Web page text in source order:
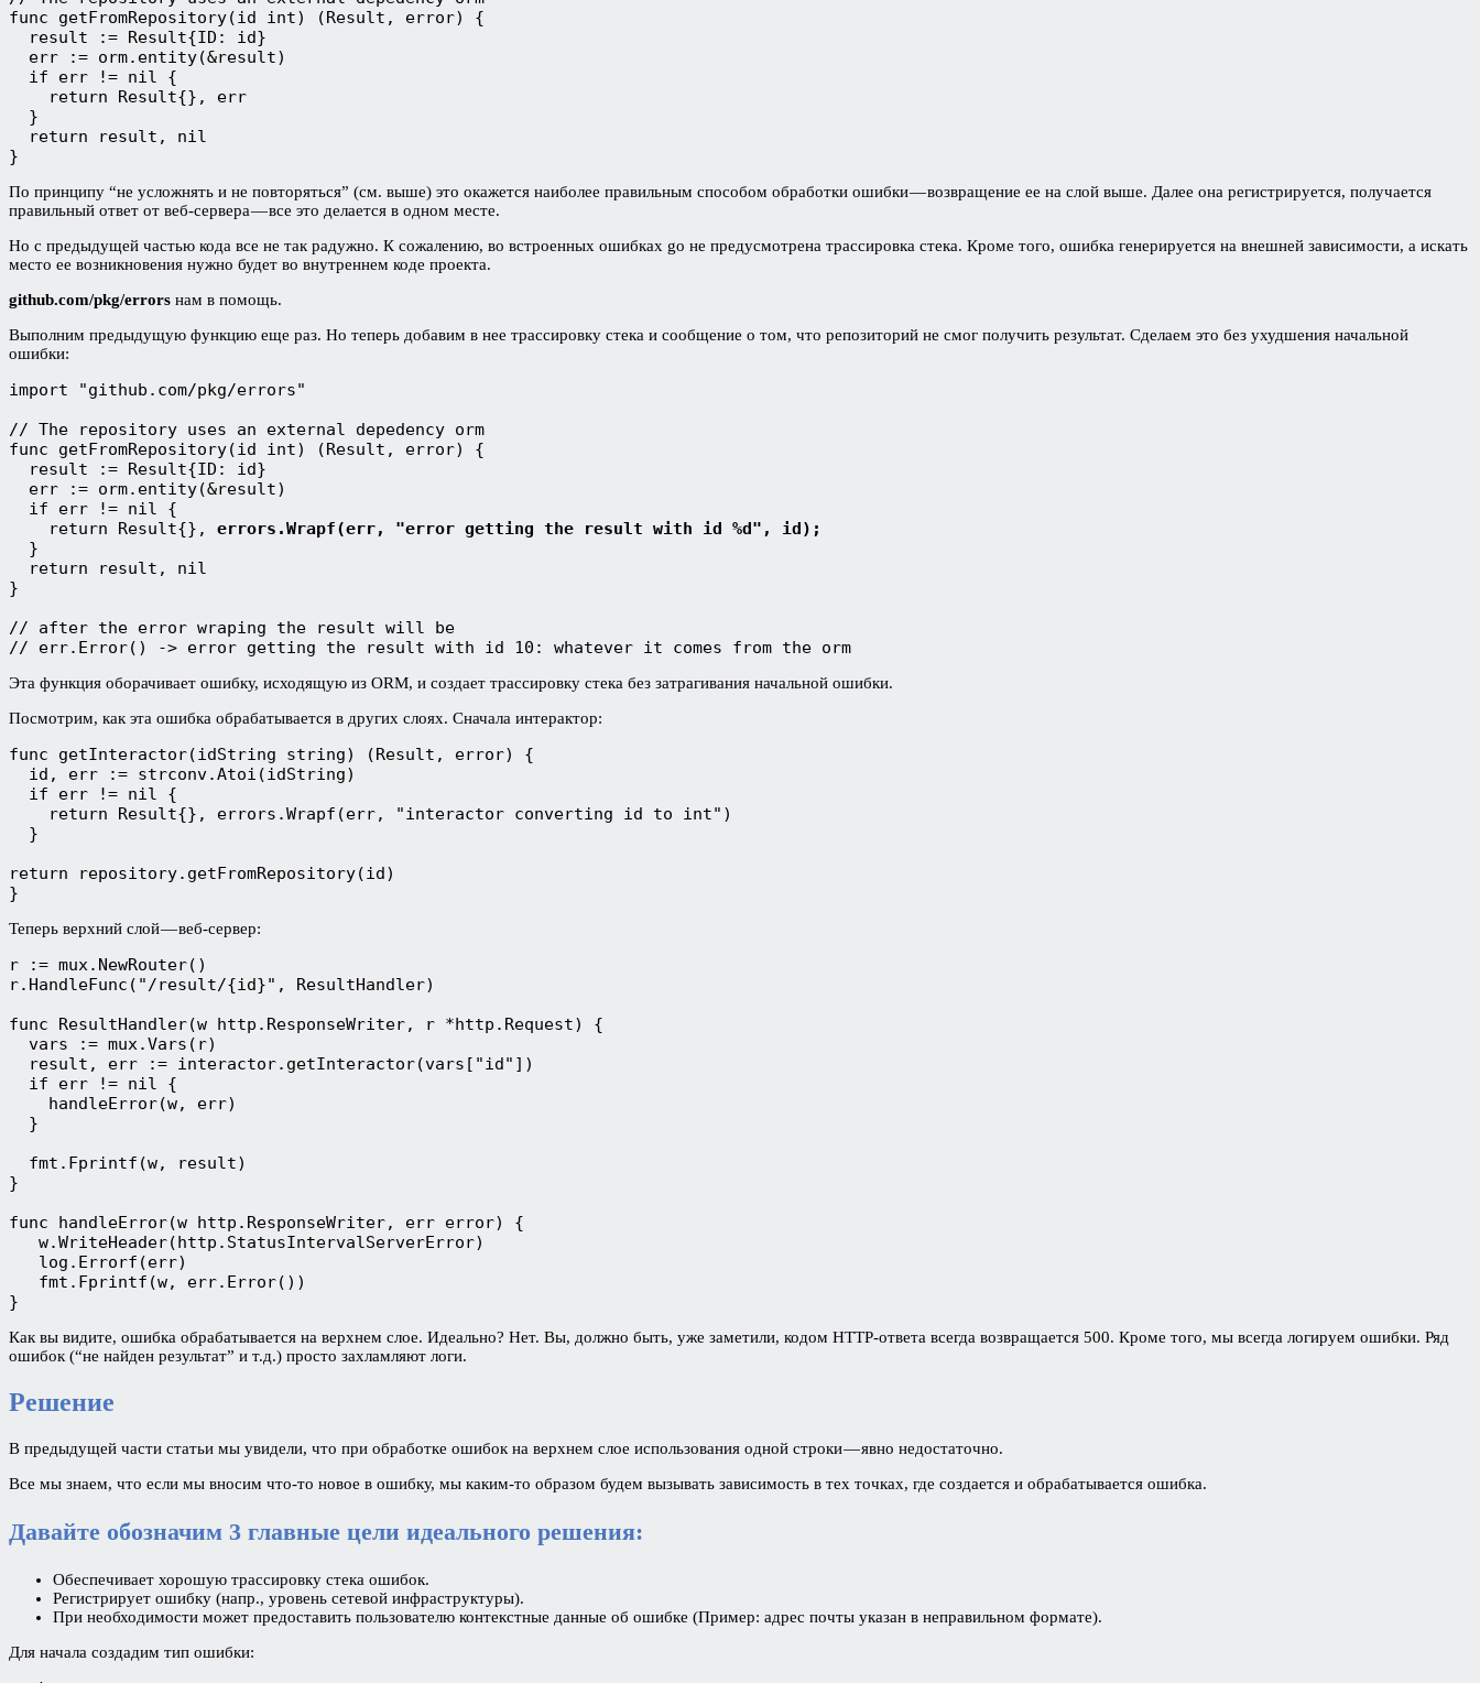
func getFromRepository(id int) (Result, error) {
  result := Result{ID: id}
  err := orm.entity(&result)
  if err != nil {
    return Result{}, err
  }
  return result, nil
}
По принципу “не усложнять и не повторяться” (см. выше) это окажется наиболее правильным способом обработки ошибки — возвращение ее на слой выше. Далее она регистрируется, получается
правильный ответ от веб-сервера — все это делается в одном месте.
Но с предыдущей частью кода все не так радужно. К сожалению, во встроенных ошибках go не предусмотрена трассировка стека. Кроме того, ошибка генерируется на внешней зависимости, а искать
место ее возникновения нужно будет во внутреннем коде проекта.
github.com/pkg/errors нам в помощь.
Выполним предыдущую функцию еще раз. Но теперь добавим в нее трассировку стека и сообщение о том, что репозиторий не смог получить результат. Сделаем это без ухудшения начальной
ошибки:
import "github.com/pkg/errors"
// The repository uses an external depedency orm
func getFromRepository(id int) (Result, error) {
  result := Result{ID: id}
  err := orm.entity(&result)
  if err != nil {
    return Result{},
errors.Wrapf(err, "error getting the result with id %d", id);
  }
  return result, nil
}
// after the error wraping the result will be
// err.Error() -> error getting the result with id 10: whatever it comes from the orm
Эта функция оборачивает ошибку, исходящую из ORM, и создает трассировку стека без затрагивания начальной ошибки.
Посмотрим, как эта ошибка обрабатывается в других слоях. Сначала интерактор:
func getInteractor(idString string) (Result, error) {
  id, err := strconv.Atoi(idString)
  if err != nil {
    return Result{}, errors.Wrapf(err, "interactor converting id to int")
  }
return repository.getFromRepository(id)
}
Теперь верхний слой — веб-сервер:
r := mux.NewRouter()
r.HandleFunc("/result/{id}", ResultHandler)
func ResultHandler(w http.ResponseWriter, r *http.Request) {
  vars := mux.Vars(r)
  result, err := interactor.getInteractor(vars["id"])
  if err != nil {
    handleError(w, err)
  }
  fmt.Fprintf(w, result)
}
func handleError(w http.ResponseWriter, err error) {
   w.WriteHeader(http.StatusIntervalServerError)
   log.Errorf(err)
   fmt.Fprintf(w, err.Error())
}
Как вы видите, ошибка обрабатывается на верхнем слое. Идеально? Нет. Вы, должно быть, уже заметили, кодом HTTP-ответа всегда возвращается 500. Кроме того, мы всегда логируем ошибки. Ряд
ошибок (“не найден результат” и т.д.) просто захламляют логи.
Решение
В предыдущей части статьи мы увидели, что при обработке ошибок на верхнем слое использования одной строки — явно недостаточно.
Все мы знаем, что если мы вносим что-то новое в ошибку, мы каким-то образом будем вызывать зависимость в тех точках, где создается и обрабатывается ошибка.
Давайте обозначим 3 главные цели идеального решения:
Обеспечивает хорошую трассировку стека ошибок.
Регистрирует ошибку (напр., уровень сетевой инфраструктуры).
При необходимости может предоставить пользователю контекстные данные об ошибке (Пример: адрес почты указан в неправильном формате).
Для начала создадим тип ошибки: